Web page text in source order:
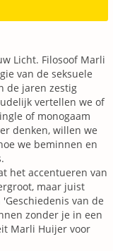
Licht. Filosoof Marli
van de seksuele
de jaren zestig
vertellen we of
of monogaam
denken, willen we
we beminnen en
het accentueren van
maar juist
van de
zonder je in een
Marli Huijer voor